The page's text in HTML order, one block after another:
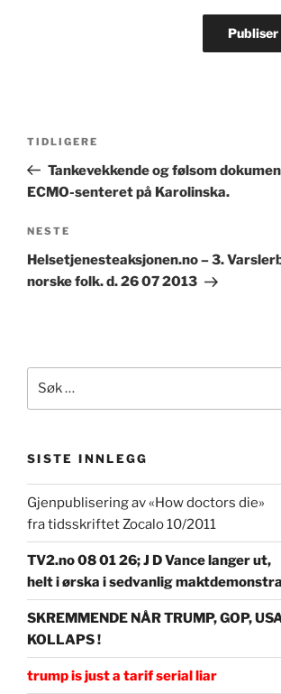
Forrige
innlegg
TIDLIGERE
Tankevekkende og følsom
ECMO-senteret på Karolinska.
Neste
innlegg
NESTE
Helsetjenesteaksjonen.no – 3.
norske folk. d. 26 07 2013
etter:
SISTE INNLEGG
Gjenpublisering av «How doctors die»
fra tidsskriftet Zocalo 10/2011
TV2.no 08 01 26; J D Vance langer ut,
helt i ørska i sedvanlig
SKREMMENDE NÅR TRUMP, GOP,
KOLLAPS !
trump is just a tarif serial liar